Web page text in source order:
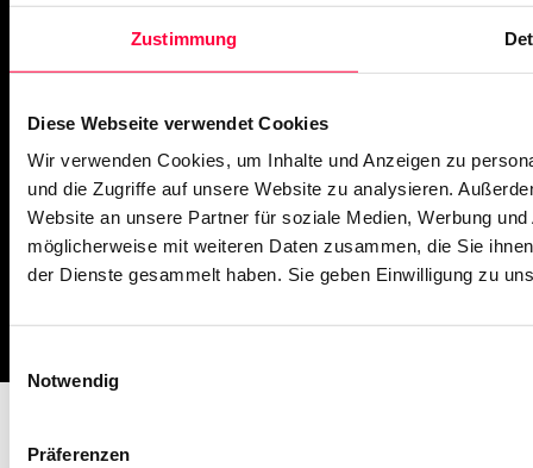
Zustimmung
Diese Webseite verwendet Cookies
Wir verwenden Cookies, um Inhalte und Anzeigen zu
und die Zugriffe auf unsere Website zu analysieren.
Website an unsere Partner für soziale Medien, Werbung
möglicherweise mit weiteren Daten zusammen, die Sie
der Dienste gesammelt haben. Sie geben Einwilligung zu
Notwendig
Präferenzen
PASCOM Service Monitor
ImpressumMissbrauch meldenAGBDatenschutz